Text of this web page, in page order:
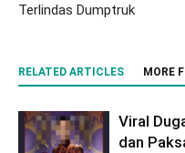
Terlindas Dumptruk
RELATED ARTICLES MORE
Viral
dan